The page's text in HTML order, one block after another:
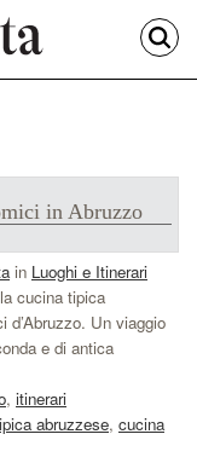
in Abruzzo
in Luoghi e Itinerari
cucina tipica
d’Abruzzo. Un viaggio
e di antica
, itinerari
abruzzese, cucina